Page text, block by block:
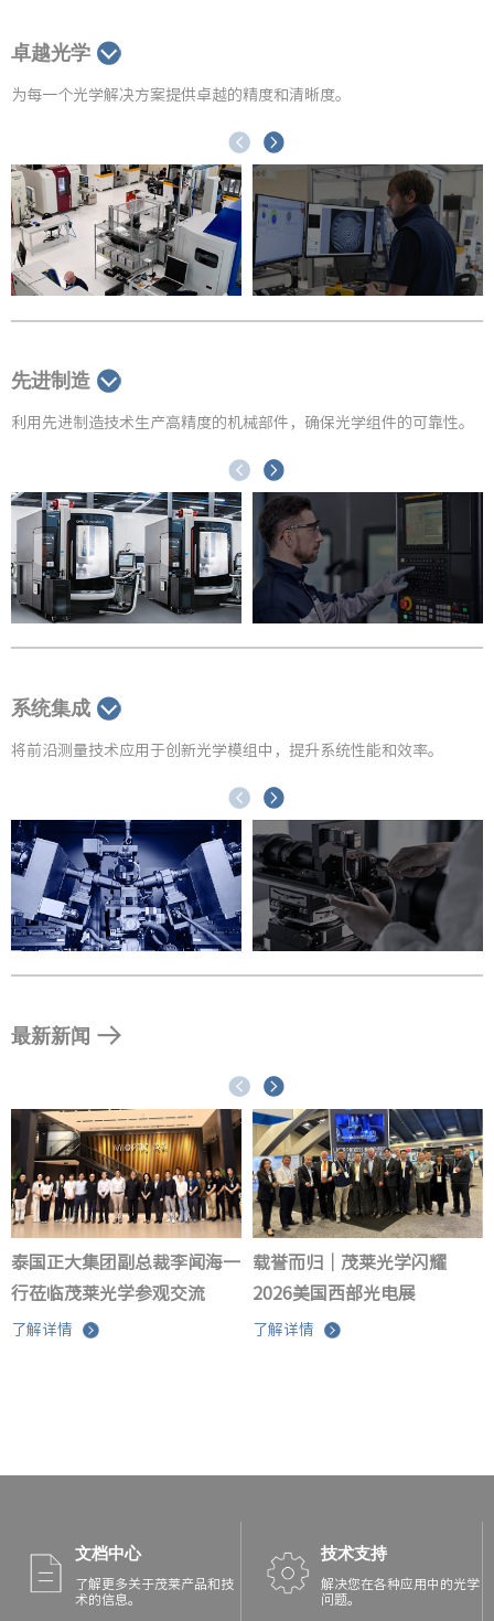
卓越光学
为每一个光学解决方案提供卓越的精度和清晰度。
先进制造
利用先进制造技术生产高精度的机械部件，确保光学组件的可靠性。
系统集成
将前沿测量技术应用于创新光学模组中，提升系统性能和效率。
最新新闻
泰国正大集团副总裁李闻海一
行莅临茂莱光学参观交流
了解详情
载誉而归｜茂莱光学闪耀
2026美国西部光电展
了解详情
文档中心
了解更多关于茂莱产品和技
术的信息。
技术支持
解决您在各种应用中的光学
问题。